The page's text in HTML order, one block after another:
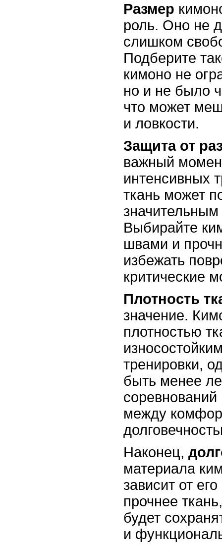
Размер
роль. Оно не
слишком
Подберите
кимоно не
но и не было
что может
и ловкости.
Защита от
важный
интенсивных
ткань может
значительным
Выбирайте
швами и
избежать
критические
Плотность
значение.
плотностью
тренировки,
быть менее
между
Наконец,
материала
зависит от
прочнее
будет
и